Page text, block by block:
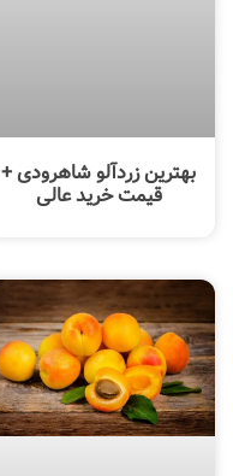
بهترین زردآلو شاهرودی +
قیمت خرید عالی